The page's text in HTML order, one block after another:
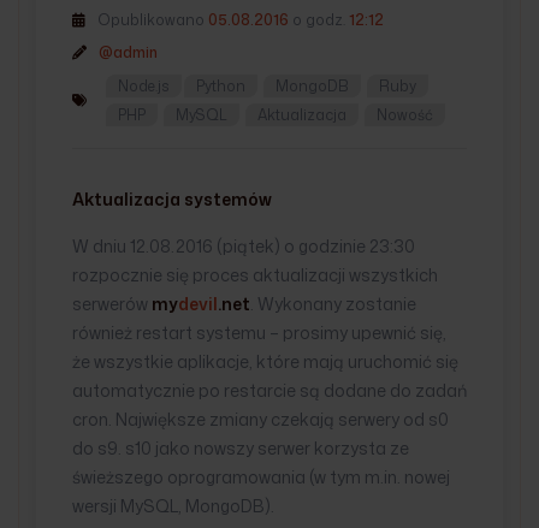
Opublikowano 05.08.2016 o godz. 12:12
@admin
Node.js
Python MongoDB
Ruby
PHP
MySQL Aktualizacja Nowość
Aktualizacja systemów
W dniu 12.08.2016 (piątek) o godzinie 23:30
rozpocznie się proces aktualizacji wszystkich
serwerów mydevil .net . Wykonany zostanie
również restart systemu – prosimy upewnić się,
że wszystkie aplikacje, które mają uruchomić się
automatycznie po restarcie są dodane do zadań
cron. Największe zmiany czekają serwery od s0
do s9. s10 jako nowszy serwer korzysta ze
świeższego oprogramowania (w tym m.in. nowej
wersji MySQL, MongoDB).